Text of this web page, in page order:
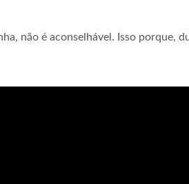
não é aconselhável. Isso porque,